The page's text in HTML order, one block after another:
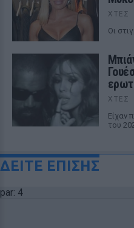
ΧΤΕΣ
Οι
ΧΤΕΣ
Είχαν
του
ΔΕΙΤΕ ΕΠΙΣΗΣ
par: 4